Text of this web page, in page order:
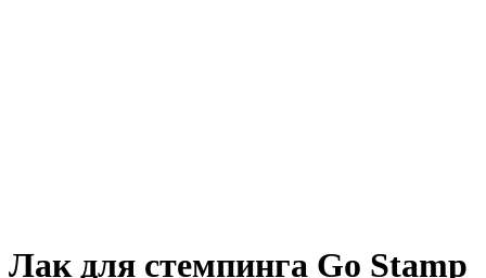
Лак для стемпинга Go Stamp